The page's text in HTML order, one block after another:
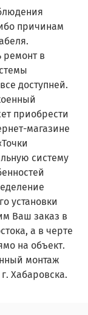
причинам
ремонт в
доступней.
приобрести
магазине
систему
установки
Ваш заказ в
а в черте
на объект.
монтаж
Хабаровска.